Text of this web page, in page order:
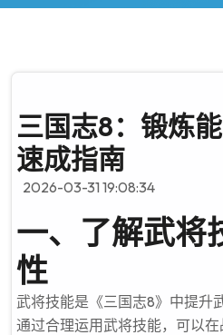
三国志8：锻炼
速成指南
2026-03-31 19:08:34
一、了解武将
性
武将技能是《三国志8》中提升
通过合理运用武将技能，可以在